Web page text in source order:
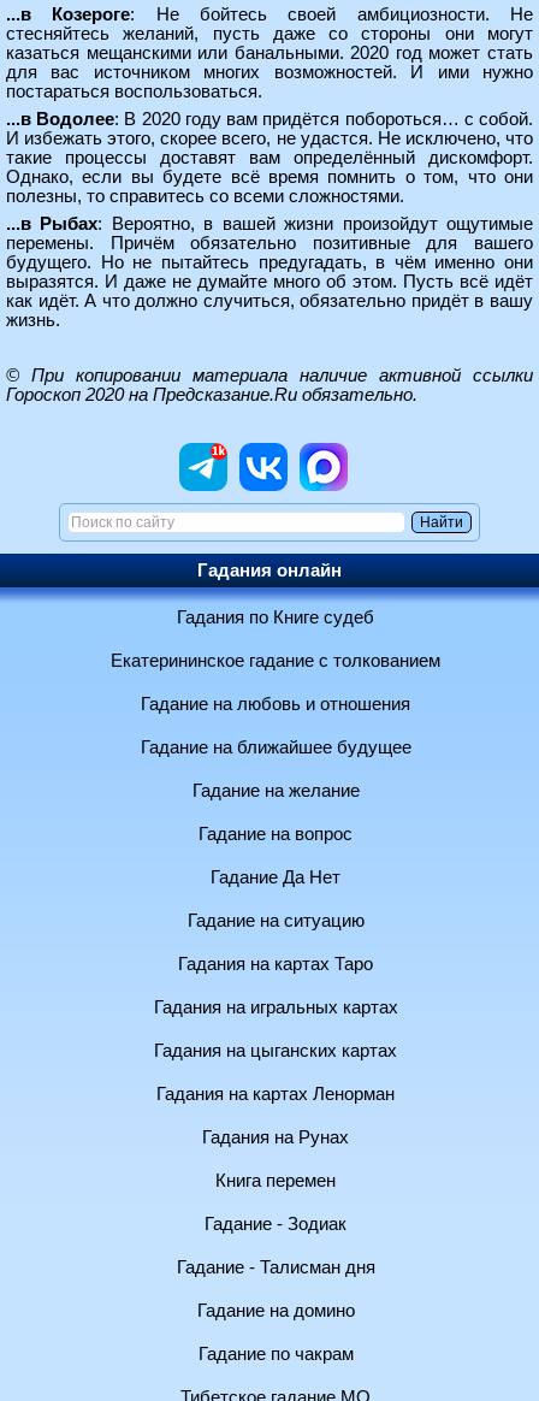
...в Козероге: Не бойтесь своей амбициозности. Не
стесняйтесь желаний, пусть даже со стороны они могут
казаться мещанскими или банальными. 2020 год может стать
для вас источником многих возможностей. И ими нужно
постараться воспользоваться.
...в Водолее: В 2020 году вам придётся побороться… с собой.
И избежать этого, скорее всего, не удастся. Не исключено, что
такие процессы доставят вам определённый дискомфорт.
Однако, если вы будете всё время помнить о том, что они
полезны, то справитесь со всеми сложностями.
...в Рыбах: Вероятно, в вашей жизни произойдут ощутимые
перемены. Причём обязательно позитивные для вашего
будущего. Но не пытайтесь предугадать, в чём именно они
выразятся. И даже не думайте много об этом. Пусть всё идёт
как идёт. А что должно случиться, обязательно придёт в вашу
жизнь.
© При копировании материала наличие активной ссылки
Гороскоп 2020 на Предсказание.Ru обязательно.
Гадания онлайн
Гадания по Книге судеб
Екатерининское гадание с толкованием
Гадание на любовь и отношения
Гадание на ближайшее будущее
Гадание на желание
Гадание на вопрос
Гадание Да Нет
Гадание на ситуацию
Гадания на картах Таро
Гадания на игральных картах
Гадания на цыганских картах
Гадания на картах Ленорман
Гадания на Рунах
Книга перемен
Гадание - Зодиак
Гадание - Талисман дня
Гадание на домино
Гадание по чакрам